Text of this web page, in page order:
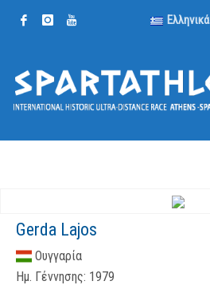
Ελληνικά
Gerda Lajos
Ουγγαρία
Ημ. Γέννησης: 1979